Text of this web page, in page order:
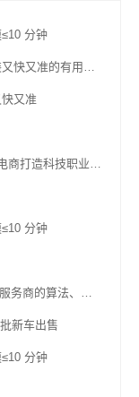
分钟
上海圣刚西林瓶粉剂灌装机：让粉剂灌装又快又准的有用辅佐
又准
深度天极资讯频道_IT职业资讯_互联网_电商打造科技职业威望坐看途径风云变迁
分钟
2026视频号舆情攻防“技能栈”全景：十强服务商的算法、对赌与合规鸿沟
新车出售
分钟